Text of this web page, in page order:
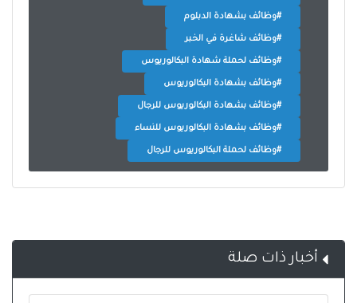
#وظائف بشهادة الدبلوم
#وظائف شاغرة في الخبر
#وظائف لحملة شهادة البكالوريوس
#وظائف بشهادة البكالوريوس
#وظائف بشهادة البكالوريوس للرجال
#وظائف بشهادة البكالوريوس للنساء
#وظائف لحملة البكالوريوس للرجال
أخبار ذات صلة